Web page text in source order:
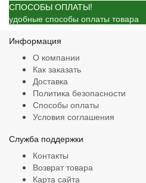
СПОСОБЫ ОПЛАТЫ!
удобные способы оплаты товара
Информация
О компании
Как заказать
Доставка
Политика безопасности
Способы оплаты
Условия соглашения
Служба поддержки
Контакты
Возврат товара
Карта сайта